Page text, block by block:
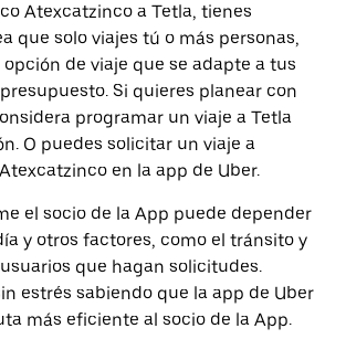
Atexcatzinco a Tetla, tienes
que solo viajes tú o más personas,
de viaje que se adapte a tus
Si quieres planear con
programar un viaje a Tetla
O puedes solicitar un viaje a
en la app de Uber.
el socio de la App puede depender
y otros factores, como el tránsito y
que hagan solicitudes.
estrés sabiendo que la app de Uber
más eficiente al socio de la App.